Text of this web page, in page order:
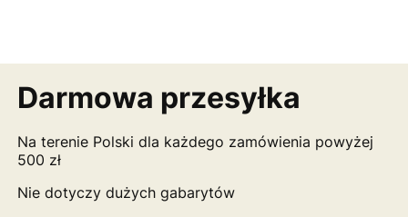
Darmowa przesyłka
Na terenie Polski dla każdego zamówienia powyżej
500 zł
Nie dotyczy dużych gabarytów